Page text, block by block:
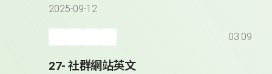
2025-09-12
03:09
27- 社群網站英文